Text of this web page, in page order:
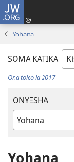
JW.ORG
Yohana
SOMA KATIKA
Ona toleo la 2017
ONYESHA
Kitabu
Biblia
Yohana